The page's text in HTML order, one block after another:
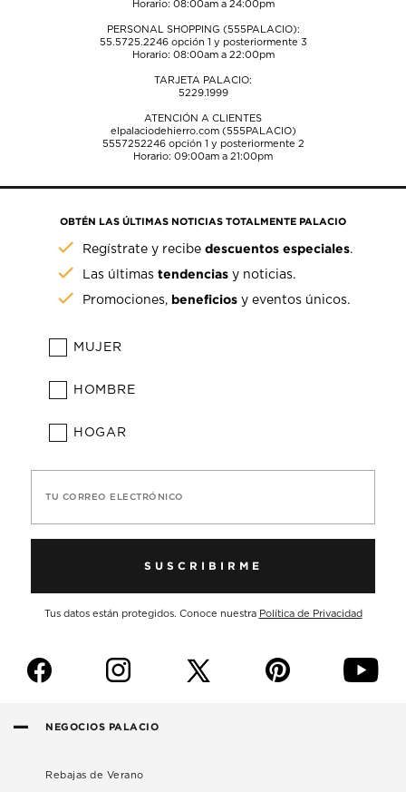
Horario: 08:00am a 24:00pm
PERSONAL SHOPPING (555PALACIO):
55.5725.2246opción 1 y posteriormente 3
Horario: 08:00am a 22:00pm
TARJETA PALACIO:
5229.1999
ATENCIÓN A CLIENTES
elpalaciodehierro.com (555PALACIO)
5557252246opción 1 y posteriormente 2
Horario: 09:00am a 21:00pm
OBTÉN LAS ÚLTIMAS NOTICIAS TOTALMENTE PALACIO
Regístrate y recibedescuentos especiales.
Las últimastendencias y noticias.
Promociones, beneficios y eventos únicos.
MUJER
HOMBRE
HOGAR
TU CORREO ELECTRÓNICO
SUSCRIBIRME
Tus datos están protegidos. Conoce nuestra Política de Privacidad
f i p y
NEGOCIOS PALACIO
Rebajas de Verano